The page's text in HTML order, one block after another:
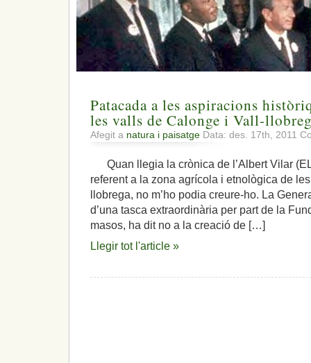
Patacada a les aspiracions
les valls de Calonge i Vall-
Afegit a natura i paisatge Data: des. 17th, 2011
Quan llegia la crònica de l’Albert Vilar
referent a la zona agrícola i etnològica de
llobrega, no m’ho podia creure-ho. La
d’una tasca extraordinària per part de la
masos, ha dit no a la creació de […]
Llegir tot l'article »